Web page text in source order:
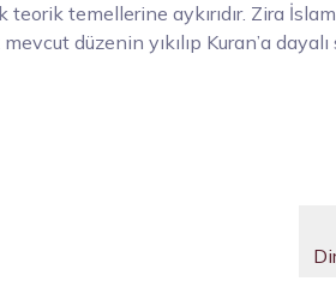
temellerine aykırıdır. Zira
düzenin yıkılıp Kuran’a